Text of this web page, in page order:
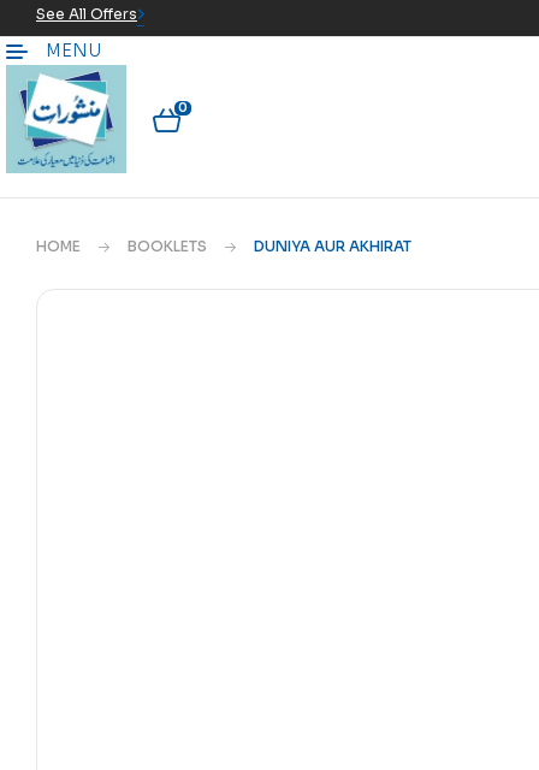
See All Offers
MENU
0
HOME BOOKLETS DUNIYA AUR AKHIRAT